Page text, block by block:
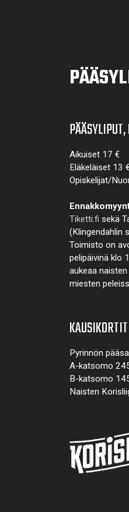
Aikuiset 17 €
Eläkeläiset 13
Opiskelijat/
Tiketti.fi sekä
(Klingendahlin
Toimisto on
pelipäivinä klo
aukeaa
miesten
Pyrinnön
A-katsomo
B-katsomo
Naisten